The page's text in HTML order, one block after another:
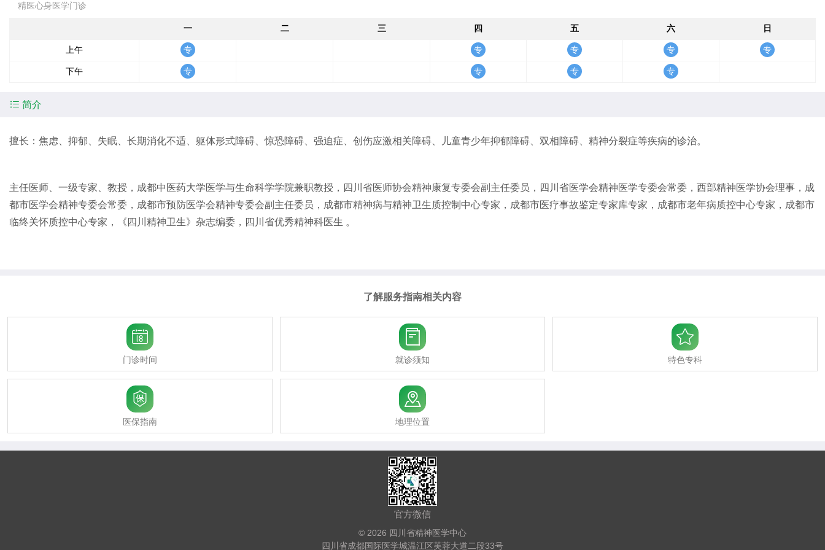
精医心身医学门诊
一 二 三 四 五 六 日
上午
下午
 简介
擅长：焦虑、抑郁、失眠、长期消化不适、躯体形式障碍、惊恐障碍、强迫症、创伤应激相关障碍、儿童青少年抑郁障碍、双相障碍、精神分裂症等疾病的诊治。
主任医师、一级专家、教授，成都中医药大学医学与生命科学学院兼职教授，四川省医师协会精神康复专委会副主任委员，四川省医学会精神医学专委会常委，西部精神医学协会理事，成
都市医学会精神专委会常委，成都市预防医学会精神专委会副主任委员，成都市精神病与精神卫生质控制中心专家，成都市医疗事故鉴定专家库专家，成都市老年病质控中心专家，成都市
临终关怀质控中心专家，《四川精神卫生》杂志编委，四川省优秀精神科医生 。
了解服务指南相关内容

门诊时间

就诊须知

特色专科

医保指南

地理位置
官方微信
© 2026 四川省精神医学中心
四川省成都国际医学城温江区芙蓉大道二段33号